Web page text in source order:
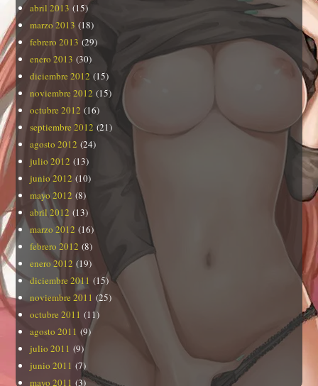
abril 2013 (15)
marzo 2013 (18)
febrero 2013 (29)
enero 2013 (30)
diciembre 2012 (15)
noviembre 2012 (15)
octubre 2012 (16)
septiembre 2012 (21)
agosto 2012 (24)
julio 2012 (13)
junio 2012 (10)
mayo 2012 (8)
abril 2012 (13)
marzo 2012 (16)
febrero 2012 (8)
enero 2012 (19)
diciembre 2011 (15)
noviembre 2011 (25)
octubre 2011 (11)
agosto 2011 (9)
julio 2011 (9)
junio 2011 (7)
mayo 2011 (3)